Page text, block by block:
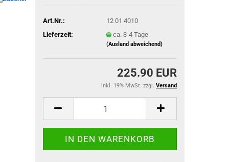
Art.Nr.:
12 01 4010
Lieferzeit:
ca. 3-4 Tage
(Ausland abweichend)
225.90 EUR
inkl. 19% MwSt. zzgl. Versand